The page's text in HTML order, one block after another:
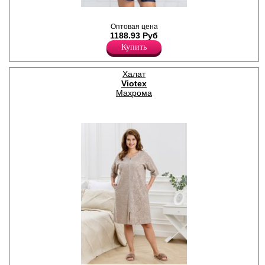
искусственного шелка, на
запах, укороченный,
однотонный, с короткими
рукавами, декорированными
элегантным кружевом и
бантиком. Модель имеет
разрезы в боковых швах.
Полиэстер 100%
Оптовая цена
1188.93 Руб
Купить
Халат
Viotex
Махрома